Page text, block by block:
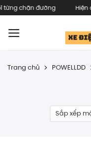
Skip
to
content
chặn đường Hiện
Trang chủ / POWELLDD